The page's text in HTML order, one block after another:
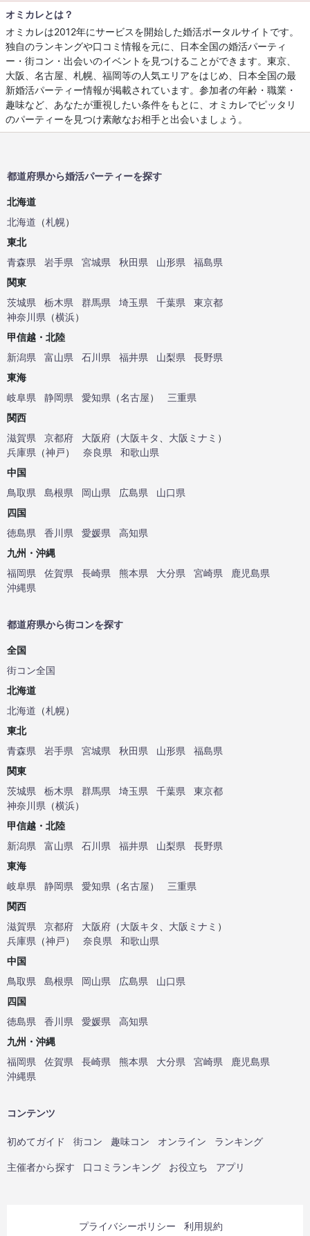
オミカレとは？
オミカレは2012年にサービスを開始した婚活ポータルサイトです。
独自のランキングや口コミ情報を元に、日本全国の婚活パーティ
ー・街コン・出会いのイベントを見つけることができます。東京、
大阪、名古屋、札幌、福岡等の人気エリアをはじめ、日本全国の最
新婚活パーティー情報が掲載されています。参加者の年齢・職業・
趣味など、あなたが重視したい条件をもとに、オミカレでピッタリ
のパーティーを見つけ素敵なお相手と出会いましょう。
都道府県から婚活パーティーを探す
北海道
北海道 （札幌）
東北
青森県
岩手県 宮城県 秋田県 山形県
福島県
関東
茨城県
栃木県 群馬県 埼玉県 千葉県
東京都
神奈川県 （横浜）
甲信越・北陸
新潟県
富山県 石川県 福井県 山梨県
長野県
東海
岐阜県
静岡県 愛知県 （名古屋）
三重県
関西
滋賀県
京都府 大阪府 （大阪キタ 大阪ミナミ ）
兵庫県 （神戸） 奈良県
和歌山県
中国
鳥取県
島根県 岡山県 広島県
山口県
四国
徳島県
香川県 愛媛県
高知県
九州・沖縄
福岡県
佐賀県 長崎県 熊本県 大分県 宮崎県
鹿児島県
沖縄県
都道府県から街コンを探す
全国
街コン全国
北海道
北海道 （札幌）
東北
青森県
岩手県 宮城県 秋田県 山形県
福島県
関東
茨城県
栃木県 群馬県 埼玉県 千葉県
東京都
神奈川県 （横浜）
甲信越・北陸
新潟県
富山県 石川県 福井県 山梨県
長野県
東海
岐阜県
静岡県 愛知県 （名古屋）
三重県
関西
滋賀県
京都府 大阪府 （大阪キタ 大阪ミナミ ）
兵庫県 （神戸） 奈良県
和歌山県
中国
鳥取県
島根県 岡山県 広島県
山口県
四国
徳島県
香川県 愛媛県
高知県
九州・沖縄
福岡県
佐賀県 長崎県 熊本県 大分県 宮崎県
鹿児島県
沖縄県
コンテンツ
初めてガイド 街コン 趣味コン オンライン ランキング
主催者から探す 口コミランキング お役立ち アプリ
プライバシーポリシー 利用規約